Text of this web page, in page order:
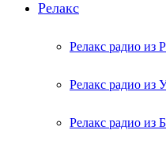
Релакс
Релакс радио из
Релакс радио из
Релакс радио из